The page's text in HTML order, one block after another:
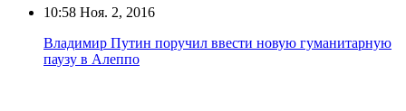
10:58 Ноя. 2, 2016
Владимир Путин поручил ввести новую гуманитарную
паузу в Алеппо